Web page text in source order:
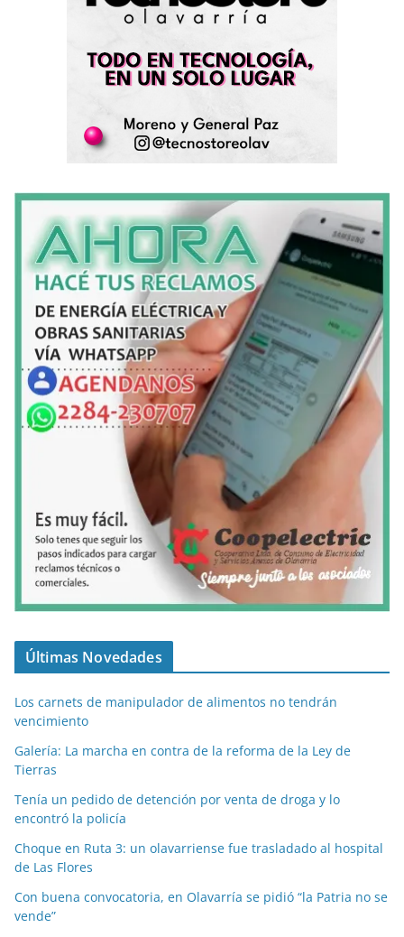
Últimas Novedades
Los carnets de manipulador de alimentos no tendrán
vencimiento
Galería: La marcha en contra de la reforma de la Ley de
Tierras
Tenía un pedido de detención por venta de droga y lo
encontró la policía
Choque en Ruta 3: un olavarriense fue trasladado al hospital
de Las Flores
Con buena convocatoria, en Olavarría se pidió “la Patria no se
vende”